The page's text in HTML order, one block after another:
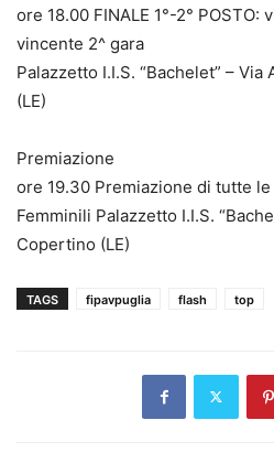
ore 18.00 FINALE 1°-2° POSTO:
vincente 2^ gara
Palazzetto I.I.S. “Bachelet” –
(LE)
Premiazione
ore 19.30 Premiazione di tutte
Femminili Palazzetto I.I.S.
Copertino (LE)
TAGS fipavpuglia flash top